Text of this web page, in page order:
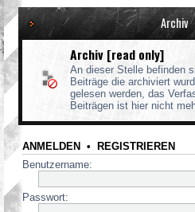
Archiv
Archiv [read only]
An dieser Stelle befinden
Beiträge die archiviert
gelesen werden, das
Beiträgen ist hier nicht
ANMELDEN • REGISTRIEREN
Benutzername:
Passwort: